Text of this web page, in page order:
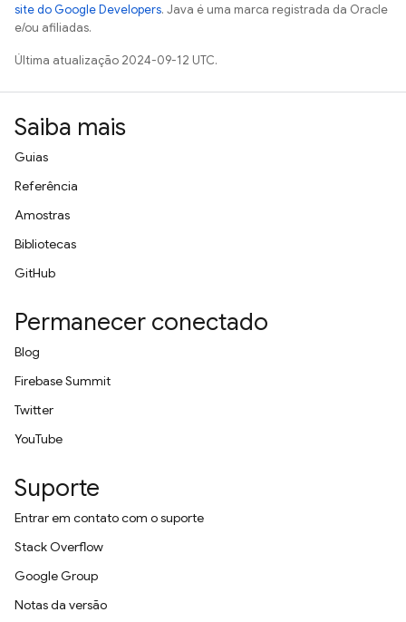
site do Google Developers. Java é uma marca registrada da Oracle
e/ou afiliadas.
Última atualização 2024-09-12 UTC.
Saiba mais
Guias
Referência
Amostras
Bibliotecas
GitHub
Permanecer conectado
Blog
Firebase Summit
Twitter
YouTube
Suporte
Entrar em contato com o suporte
Stack Overflow
Google Group
Notas da versão